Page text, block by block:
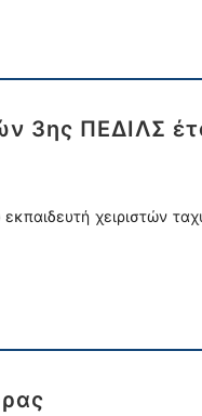
3ης ΠΕΔΙΛΣ
εκπαιδευτή χειριστών